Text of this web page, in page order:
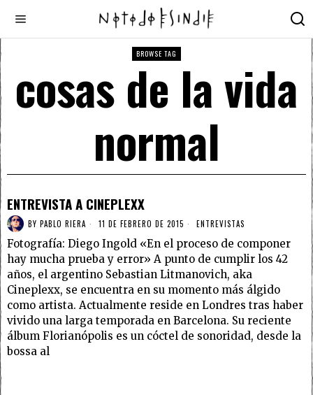
BROWSE TAG
cosas de la vida
normal
ENTREVISTA A CINEPLEXX
BY PABLO RIERA 11 DE FEBRERO DE 2015 ENTREVISTAS
Fotografía: Diego Ingold «En el proceso de componer
hay mucha prueba y error» A punto de cumplir los 42
años, el argentino Sebastian Litmanovich, aka
Cineplexx, se encuentra en su momento más álgido
como artista. Actualmente reside en Londres tras haber
vivido una larga temporada en Barcelona. Su reciente
álbum Florianópolis es un cóctel de sonoridad, desde la
bossa al